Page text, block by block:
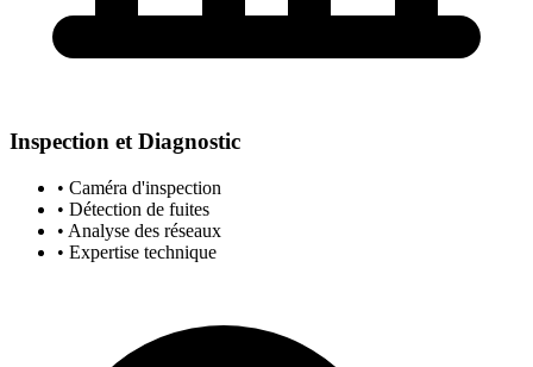
Inspection et Diagnostic
• Caméra d'inspection
• Détection de fuites
• Analyse des réseaux
• Expertise technique